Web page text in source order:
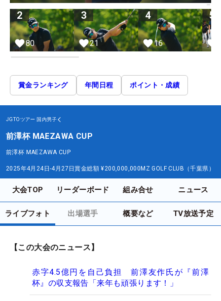
2
80
3
21
4
16
5
賞金ランキング 年間日程 ポイント・成績
JGTOツアー 国内男子
前澤杯 MAEZAWA CUP
前澤杯 MAEZAWA CUP
2025年4月24日-4月27日賞金総額 ¥200,000,000MZ GOLF CLUB（千葉県）
大会TOP リーダーボード 組み合せ ニュース
ライブフォト 出場選手 概要など TV放送予定
【この大会のニュース】
赤字4.5億円を自己負担 前澤友作氏が『前澤
杯』の収支報告「来年も頑張ります！」